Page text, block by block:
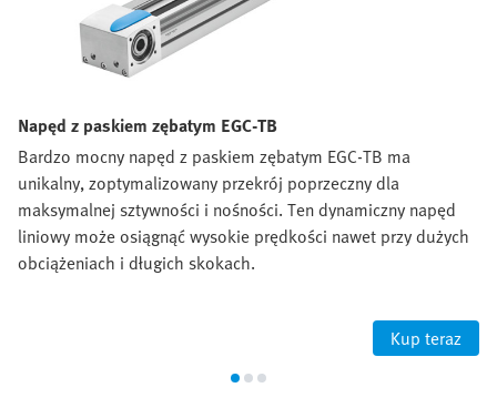
Napęd z paskiem zębatym EGC-TB
Bardzo mocny napęd z paskiem zębatym EGC-TB ma
unikalny, zoptymalizowany przekrój poprzeczny dla
maksymalnej sztywności i nośności. Ten dynamiczny napęd
liniowy może osiągnąć wysokie prędkości nawet przy dużych
obciążeniach i długich skokach.
Kup teraz